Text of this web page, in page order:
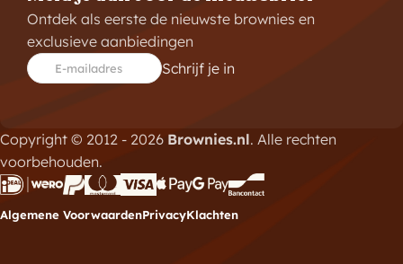
Ontdek als eerste de nieuwste brownies en
exclusieve aanbiedingen
E-mailadres Schrijf je in
Copyright © 2012 - 2026 Brownies.nl. Alle rechten
voorbehouden.
Algemene VoorwaardenPrivacyKlachten